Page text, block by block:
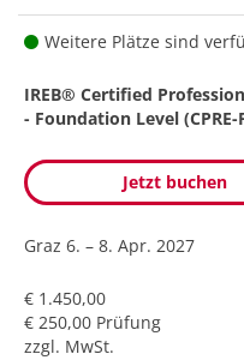
Weitere Plätze sind
IREB® Certified
- Foundation Level (CPRE-
Jetzt buchen
Graz 6. – 8. Apr. 2027
€ 1.450,00
€ 250,00 Prüfung
zzgl. MwSt.